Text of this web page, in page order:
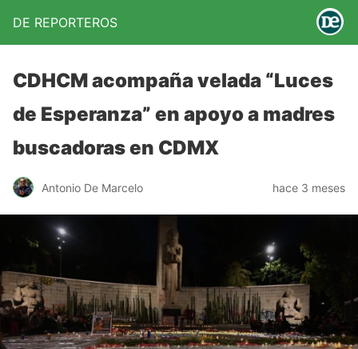
DE REPORTEROS
CDHCM acompaña velada “Luces
de Esperanza” en apoyo a madres
buscadoras en CDMX
Antonio De Marcelo hace 3 meses